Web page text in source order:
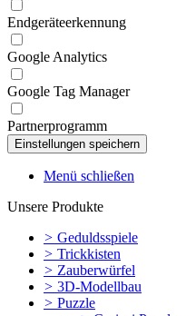
Endgeräteerkennung
Google Analytics
Google Tag Manager
Partnerprogramm
Menü schließen
Unsere Produkte
> Geduldsspiele
> Trickkisten
> Zauberwürfel
> 3D-Modellbau
> Puzzle